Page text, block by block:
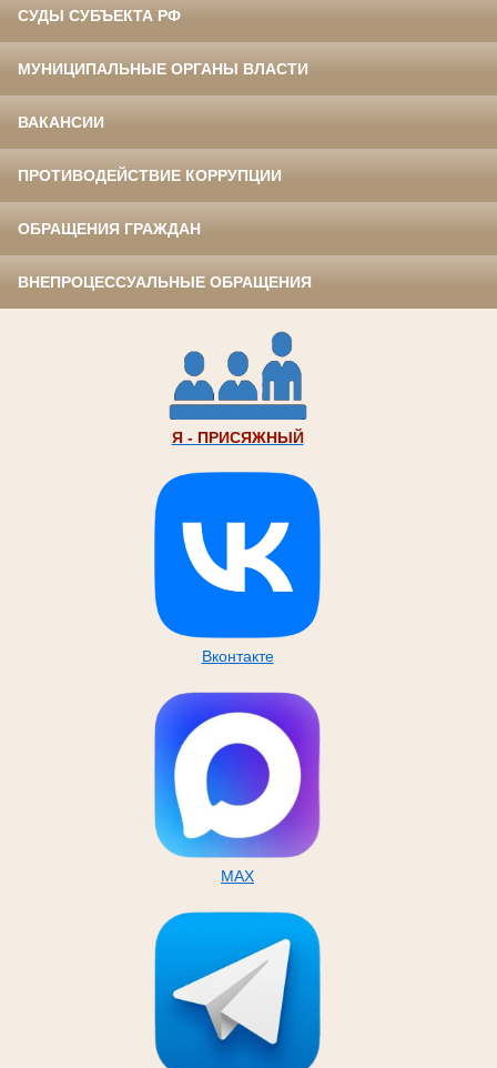
СУДЫ СУБЪЕКТА РФ
МУНИЦИПАЛЬНЫЕ ОРГАНЫ ВЛАСТИ
ВАКАНСИИ
ПРОТИВОДЕЙСТВИЕ КОРРУПЦИИ
ОБРАЩЕНИЯ ГРАЖДАН
ВНЕПРОЦЕССУАЛЬНЫЕ ОБРАЩЕНИЯ
Я - ПРИСЯЖНЫЙ
Вконтакте
MAX